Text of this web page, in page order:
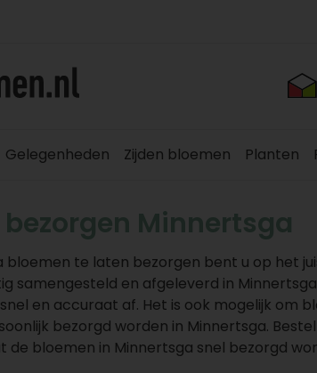
Gelegenheden Zijden bloemen Planten
Minnertsga
bloemen te laten bezorgen bent u op het
samengesteld en afgeleverd in
en accuraat af. Het is ook mogelijk om
bezorgd worden in Minnertsga.
de bloemen in Minnertsga snel bezorgd